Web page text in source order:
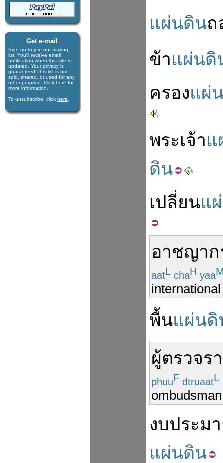
Get e-mail
Sign-up to join our mail­ing
list. You'll receive e­mail
notification when this site is
updated. Your privacy is
guaran­teed; this list is not
sold, shared, or used for any
other purpose. Click here for
more infor­mation.
To unsubscribe, click here
แผ่นดินถ
ข้าแผ่นดิ
ครองแผ่
พระเจ้าแ
ดิน
เปลี่ยนแ
อาชญาก
aatL chaH yaa
พื้นแผ่นดิ
ผู้ตรวจร
phuuF dtruaatL
ombudsman
งบประม
แผ่นดิน